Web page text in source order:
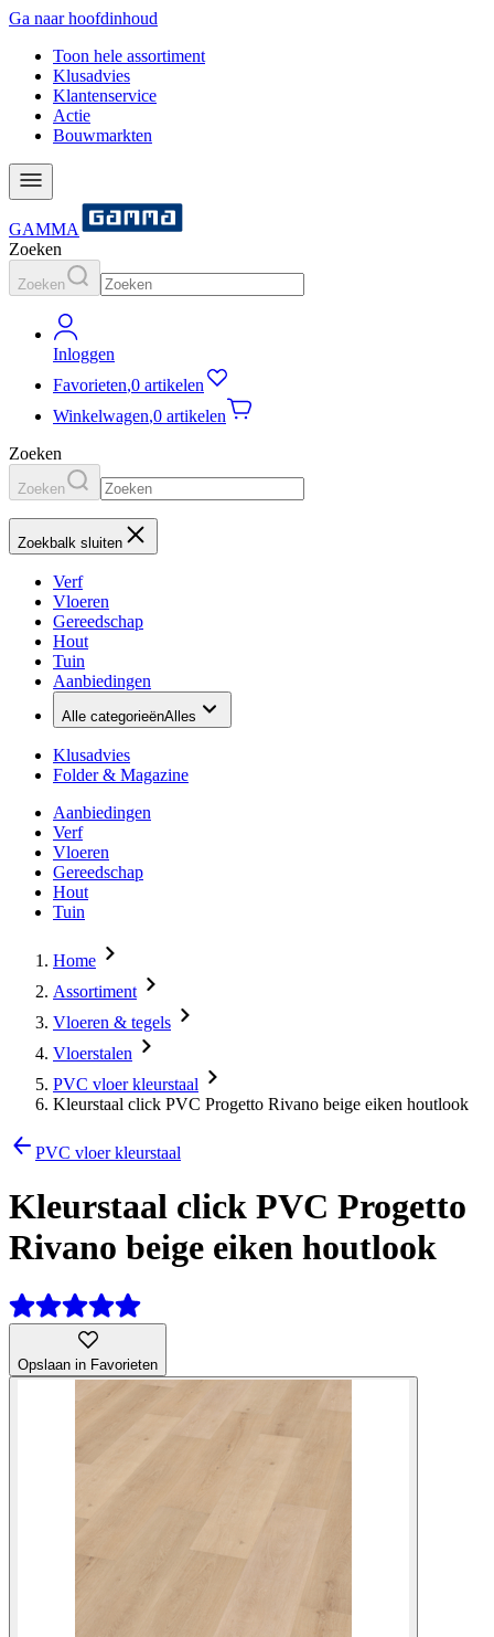
Ga naar hoofdinhoud
Toon hele assortiment
Klusadvies
Klantenservice
Actie
Bouwmarkten
GAMMA
Zoeken
Zoeken
Inloggen
Favorieten,0 artikelen
Winkelwagen,0 artikelen
Zoeken
Zoeken
Zoekbalk sluiten
Verf
Vloeren
Gereedschap
Hout
Tuin
Aanbiedingen
Alle categorieënAlles
Klusadvies
Folder & Magazine
Aanbiedingen
Verf
Vloeren
Gereedschap
Hout
Tuin
Home
Assortiment
Vloeren & tegels
Vloerstalen
PVC vloer kleurstaal
Kleurstaal click PVC Progetto Rivano beige eiken houtlook
PVC vloer kleurstaal
Kleurstaal click PVC Progetto
Rivano beige eiken houtlook
Opslaan in Favorieten